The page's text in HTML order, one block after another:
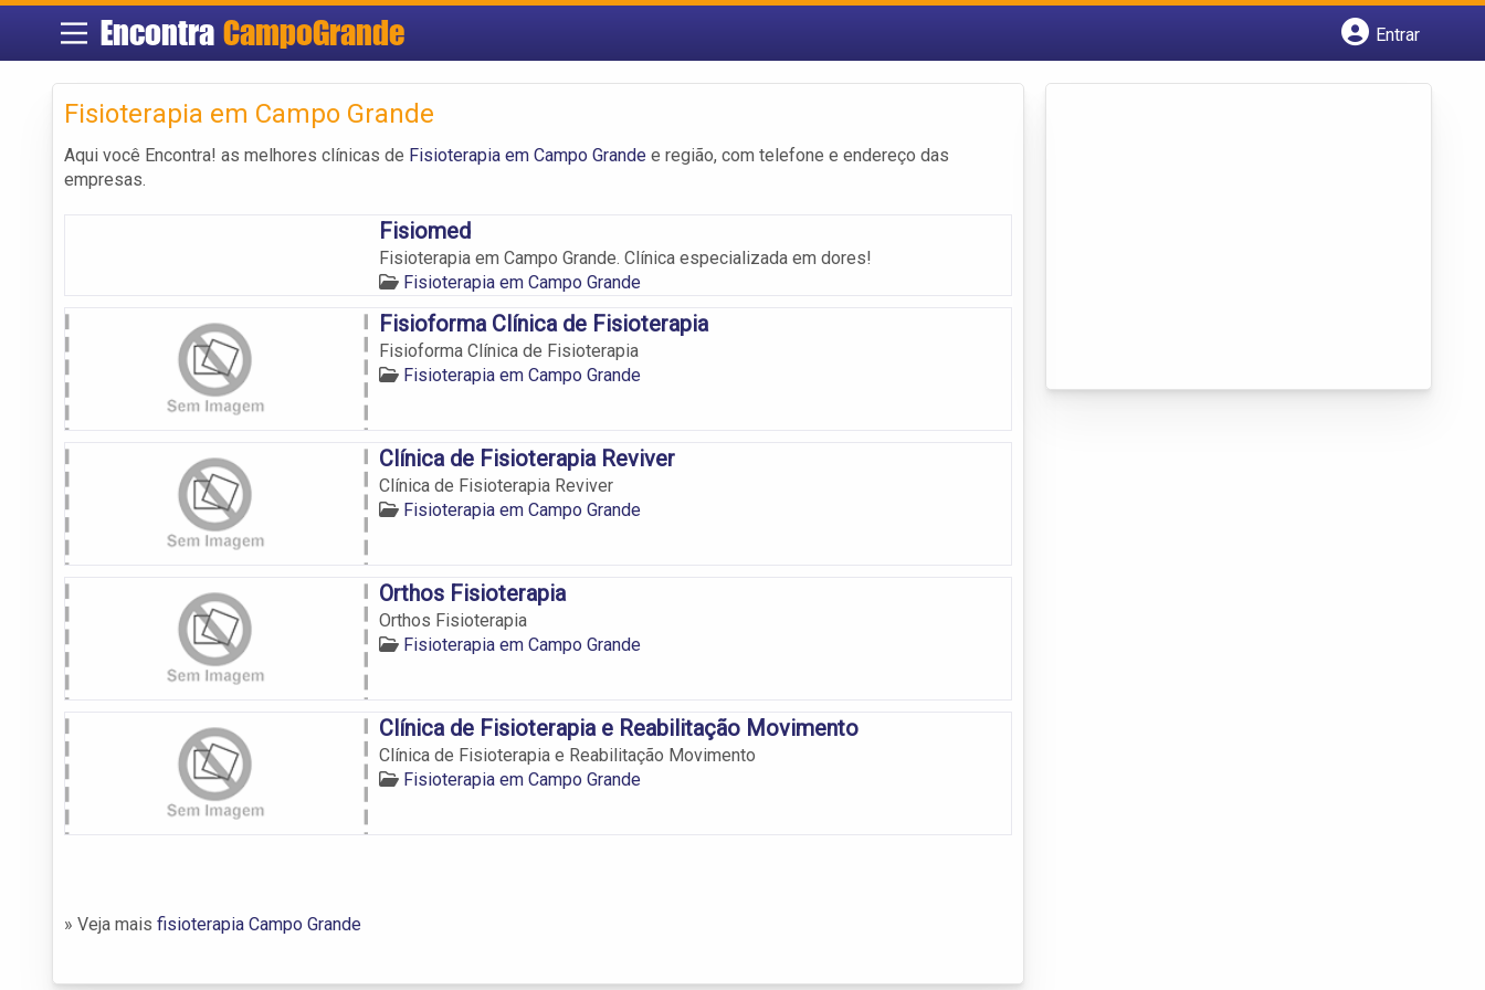
Encontra CampoGrande
Entrar
Fisioterapia em Campo Grande
Aqui você Encontra! as melhores clínicas de Fisioterapia em Campo Grande e região, com telefone e endereço das
empresas.
Fisiomed
Fisioterapia em Campo Grande. Clínica especializada em dores!
Fisioterapia em Campo Grande
Fisioforma Clínica de Fisioterapia
Fisioforma Clínica de Fisioterapia
Fisioterapia em Campo Grande
Clínica de Fisioterapia Reviver
Clínica de Fisioterapia Reviver
Fisioterapia em Campo Grande
Orthos Fisioterapia
Orthos Fisioterapia
Fisioterapia em Campo Grande
Clínica de Fisioterapia e Reabilitação Movimento
Clínica de Fisioterapia e Reabilitação Movimento
Fisioterapia em Campo Grande
» Veja mais fisioterapia Campo Grande